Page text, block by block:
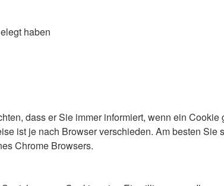
haben
dass er Sie immer informiert, wenn ein
ist je nach Browser verschieden. Am besten Sie
Chrome Browsers.